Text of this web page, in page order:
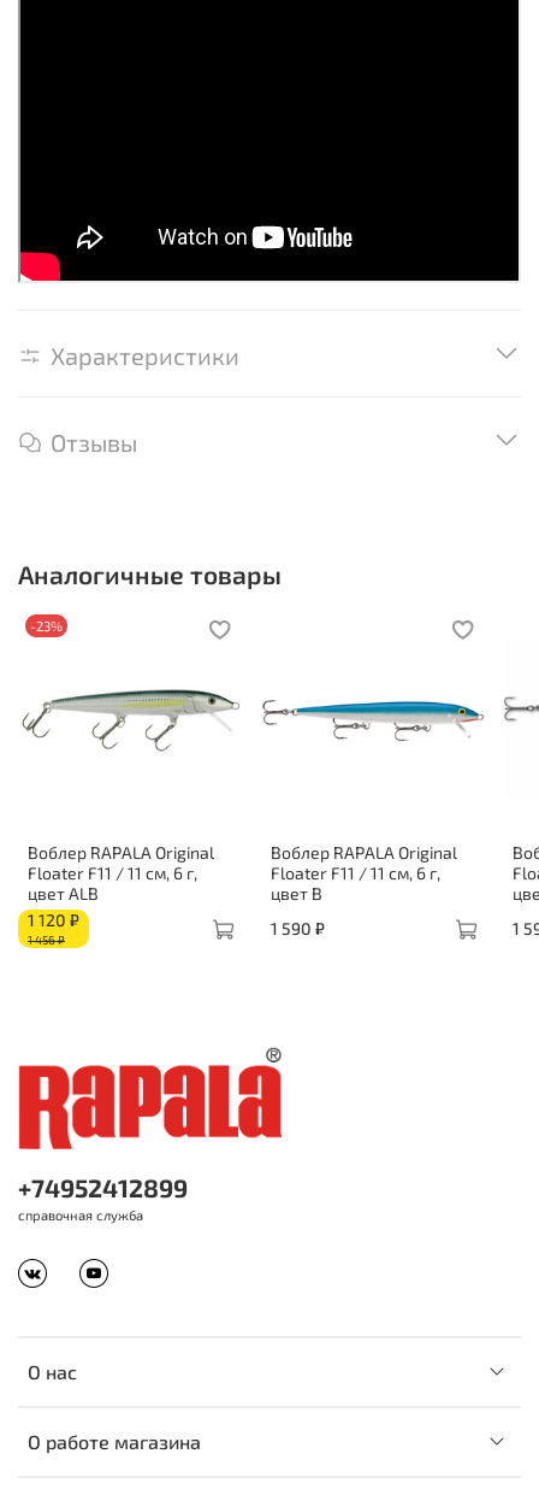
Характеристики
Отзывы
Аналогичные товары
-23%
Воблер RAPALA Original
Floater F11 / 11 см, 6 г,
цвет ALB
1 120 ₽
1 456 ₽
Воблер RAPALA Original
Floater F11 / 11 см, 6 г,
цвет B
1 590 ₽
1
О нас
О работе магазина
+74952412899
справочная служба